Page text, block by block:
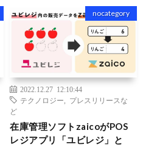
nocategory
2022.12.27 12:10:44
テクノロジー
プレスリリースな
ど
在庫管理ソフトzaicoがPOS
レジアプリ「ユビレジ」と